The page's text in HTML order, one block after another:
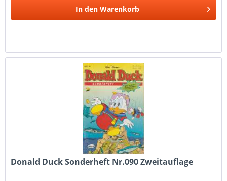
In den Warenkorb
Donald Duck Sonderheft Nr.090 Zweitauflage